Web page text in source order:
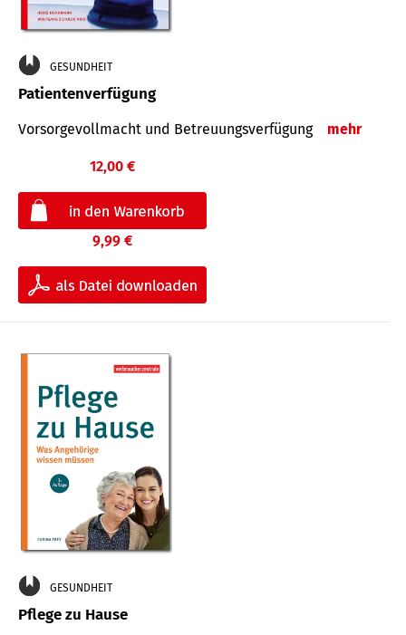
GESUNDHEIT
Patientenverfügung
Vorsorgevollmacht und Betreuungsverfügung mehr
12,00 €
9,99 €
GESUNDHEIT
Pflege zu Hause